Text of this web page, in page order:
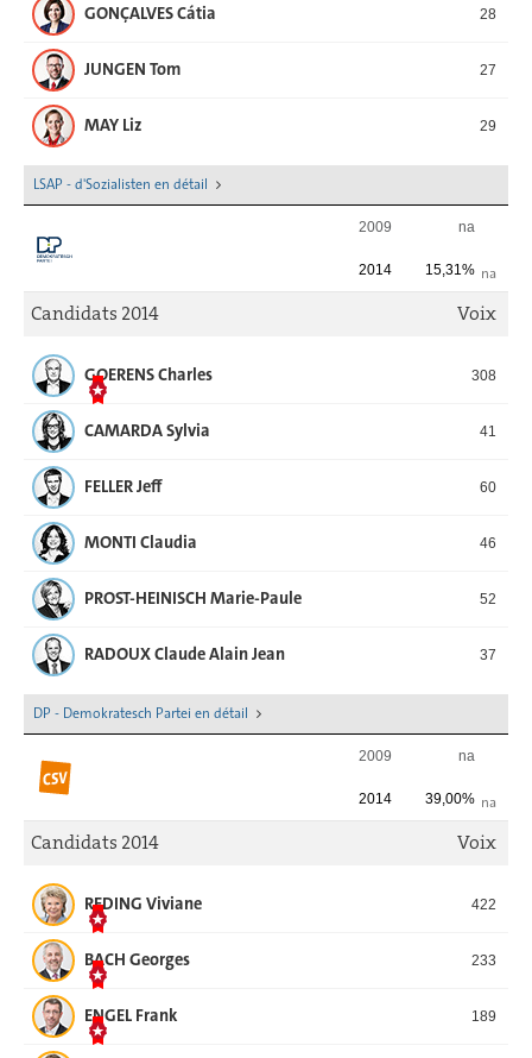
GONÇALVES Cátia 28
JUNGEN Tom 27
MAY Liz 29
LSAP - d'Sozialisten en détail
2009 na
na
2014 15,31%
Candidats 2014 Voix
GOERENS Charles 308
CAMARDA Sylvia 41
FELLER Jeff 60
MONTI Claudia 46
PROST-HEINISCH Marie-Paule 52
RADOUX Claude Alain Jean 37
DP - Demokratesch Partei en détail
2009 na
na
2014 39,00%
Candidats 2014 Voix
REDING Viviane 422
BACH Georges 233
ENGEL Frank 189